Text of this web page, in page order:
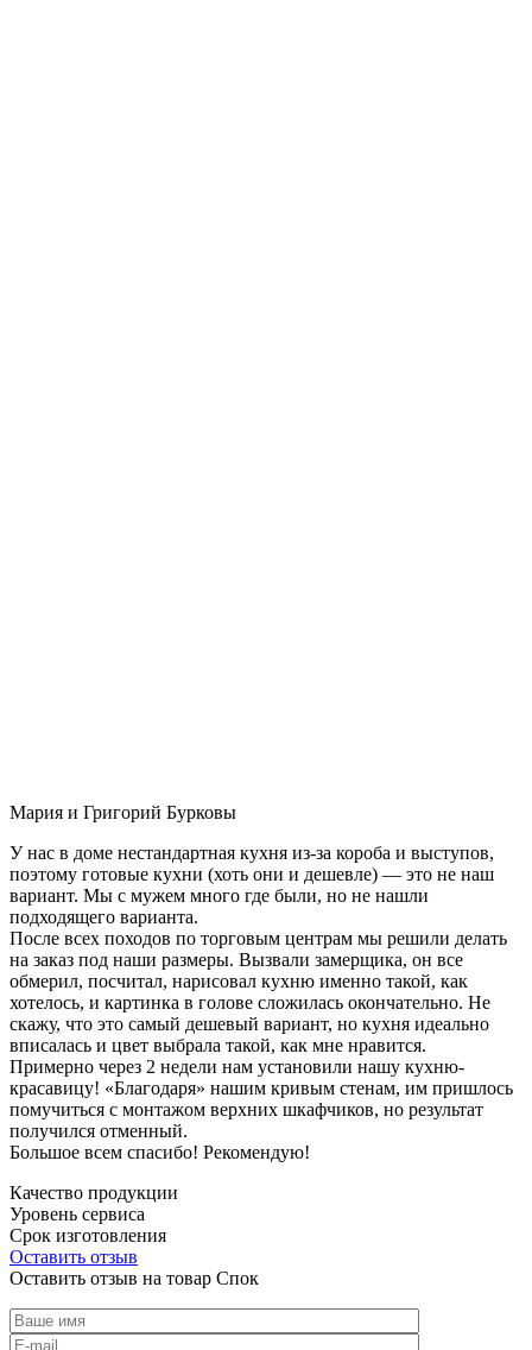
Мария и Григорий Бурковы
У нас в доме нестандартная кухня из-за короба и выступов,
поэтому готовые кухни (хоть они и дешевле) — это не наш
вариант. Мы с мужем много где были, но не нашли
подходящего варианта.
После всех походов по торговым центрам мы решили делать
на заказ под наши размеры. Вызвали замерщика, он все
обмерил, посчитал, нарисовал кухню именно такой, как
хотелось, и картинка в голове сложилась окончательно. Не
скажу, что это самый дешевый вариант, но кухня идеально
вписалась и цвет выбрала такой, как мне нравится.
Примерно через 2 недели нам установили нашу кухню-
красавицу! «Благодаря» нашим кривым стенам, им пришлось
помучиться с монтажом верхних шкафчиков, но результат
получился отменный.
Большое всем спасибо! Рекомендую!
Качество продукции
Уровень сервиса
Срок изготовления
Оставить отзыв
Оставить отзыв на товар Спок